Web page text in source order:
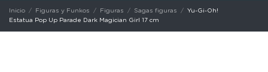
Inicio Figuras y Funkos Figuras Sagas figuras
Yu-Gi-Oh!
Estatua Pop Up Parade Dark Magician Girl 17 cm